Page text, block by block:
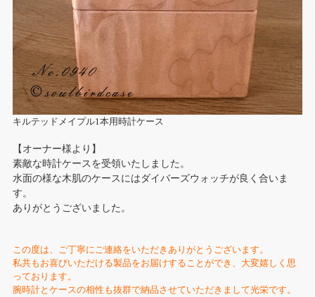
キルテッドメイプル1本用時計ケース
【オーナー様より】
素敵な時計ケースを受領いたしました。
水面の様な木肌のケースにはダイバーズウォッチが良く合いま
す。
ありがとうございました。
この度は、ご丁寧にご連絡をいただきありがとうございます。
私共もお喜びいただける製品をお届けすることができ、大変嬉しく思
っております。
腕時計とケースの相性も抜群で納品させていただきまして光栄です。